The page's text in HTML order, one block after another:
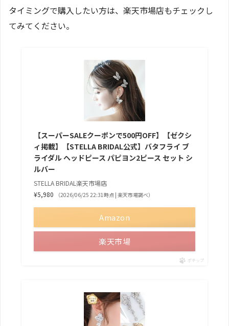
タイミングで購入したい方は、楽天市場店もチェックし
てみてください。
【スーパーSALEクーポンで500円OFF】【ゼクシ
ィ掲載】【STELLA BRIDAL公式】バタフライ ブ
ライダル ヘッドピース パピヨン2ピース セット シ
ルバー
STELLA BRIDAL楽天市場店
¥5,980
（2026/06/25 22:31時点 | 楽天市場調べ）
Amazon
楽天市場
ポチップ